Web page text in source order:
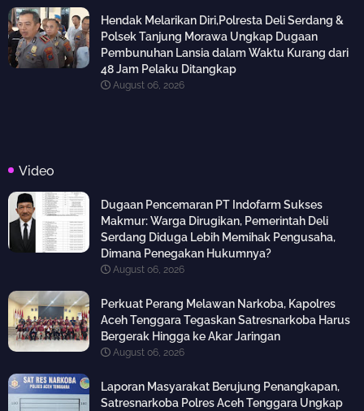
Hendak Melarikan Diri,Polresta Deli Serdang &
Polsek Tanjung Morawa Ungkap Dugaan
Pembunuhan Lansia dalam Waktu Kurang dari
48 Jam Pelaku Ditangkap
August 06, 2026
Video
Dugaan Pencemaran PT Indofarm Sukses
Makmur: Warga Dirugikan, Pemerintah Deli
Serdang Diduga Lebih Memihak Pengusaha,
Dimana Penegakan Hukumnya?
August 06, 2026
Perkuat Perang Melawan Narkoba, Kapolres
Aceh Tenggara Tegaskan Satresnarkoba Harus
Bergerak Hingga ke Akar Jaringan
August 06, 2026
Laporan Masyarakat Berujung Penangkapan,
Satresnarkoba Polres Aceh Tenggara Ungkap